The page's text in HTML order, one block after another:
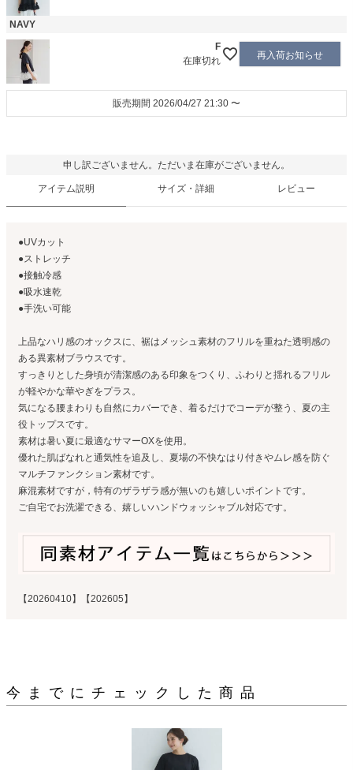
NAVY
F
在庫切れ
再入荷お知らせ
販売期間 2026/04/27 21:30 〜
申し訳ございません。ただいま在庫がございません。
アイテム説明 サイズ・詳細 レビュー
●UVカット
●ストレッチ
●接触冷感
●吸水速乾
●手洗い可能
上品なハリ感のオックスに、裾はメッシュ素材のフリルを重ねた透明感の
ある異素材ブラウスです。
すっきりとした身頃が清潔感のある印象をつくり、ふわりと揺れるフリル
が軽やかな華やぎをプラス。
気になる腰まわりも自然にカバーでき、着るだけでコーデが整う、夏の主
役トップスです。
素材は暑い夏に最適なサマーOXを使用。
優れた肌ばなれと通気性を追及し、夏場の不快なはり付きやムレ感を防ぐ
マルチファンクション素材です。
麻混素材ですが，特有のザラザラ感が無いのも嬉しいポイントです。
ご自宅でお洗濯できる、嬉しいハンドウォッシャブル対応です。
【20260410】【202605】
今までにチェックした商品